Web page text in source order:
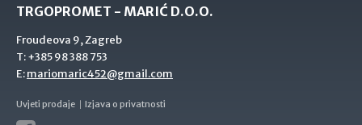
TRGOPROMET - MARIĆ D.O.O.
Froudeova 9, Zagreb
T:+385 98 388 753
E:mariomaric452@gmail.com
Uvjeti prodaje Izjava o privatnosti